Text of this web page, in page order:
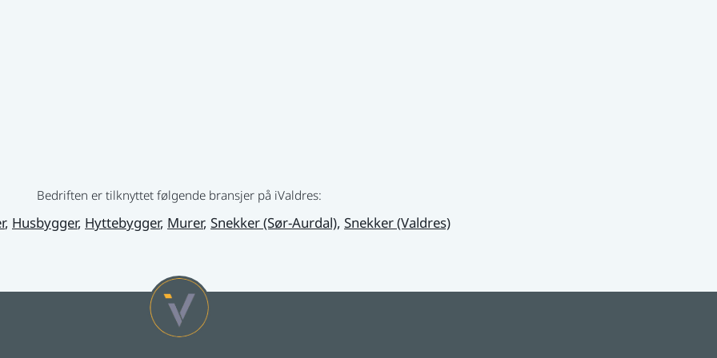
Bedriften er tilknyttet følgende bransjer på iValdres:
, Husbygger, Hyttebygger, Murer, Snekker (Sør-Aurdal), Snekker (Valdres)